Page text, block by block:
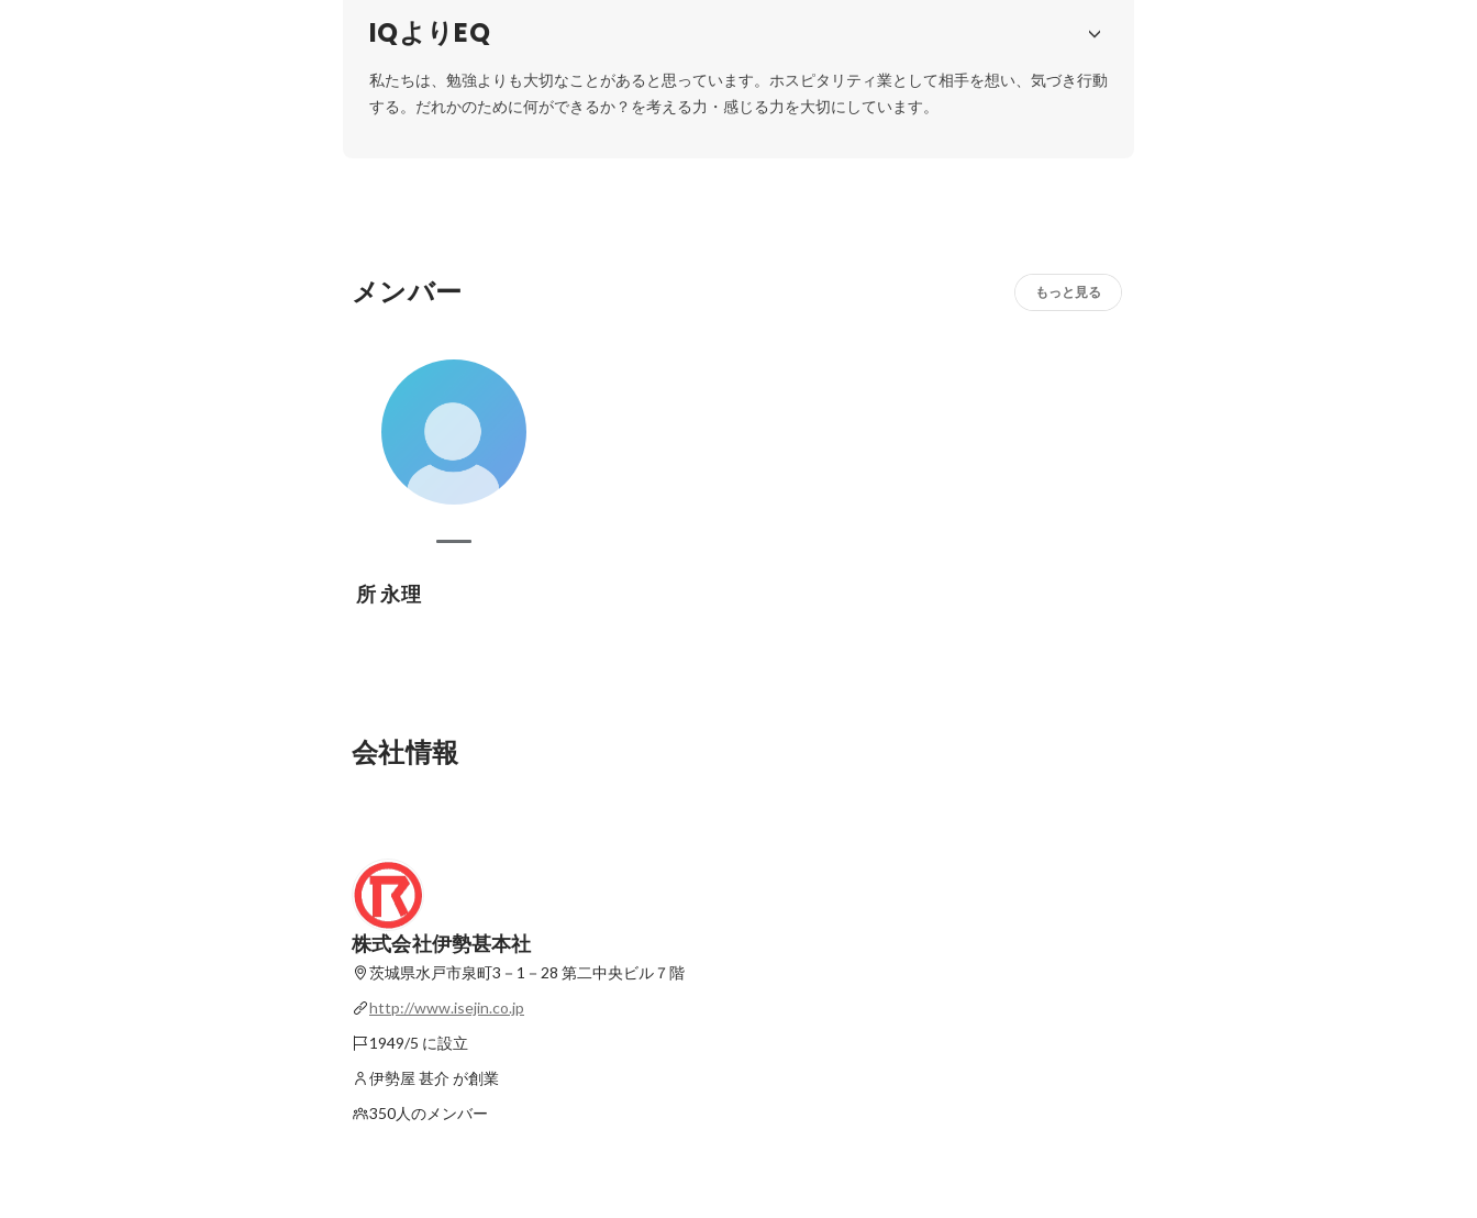
IQよりEQ
私たちは、勉強よりも大切なことがあると思っています。ホスピタリティ業として相手を想い、気づき行動
する。だれかのために何ができるか？を考える力・感じる力を大切にしています。
メンバー もっと見る
所 永理
会社情報
株式会社伊勢甚本社
茨城県水戸市泉町3－1－28 第二中央ビル７階
http://www.isejin.co.jp
1949/5 に設立
伊勢屋 甚介 が創業
350人のメンバー